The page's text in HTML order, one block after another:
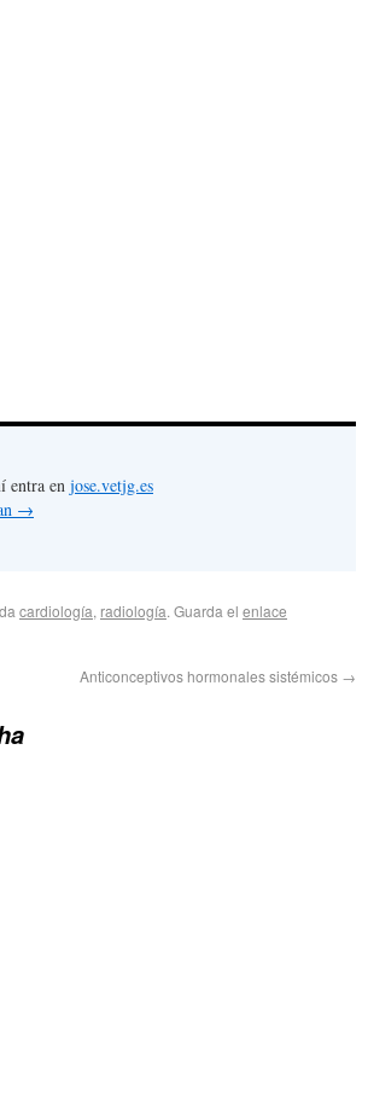
entra en jose.vetjg.es
→
cardiología, radiología. Guarda el enlace
Anticonceptivos hormonales sistémicos →